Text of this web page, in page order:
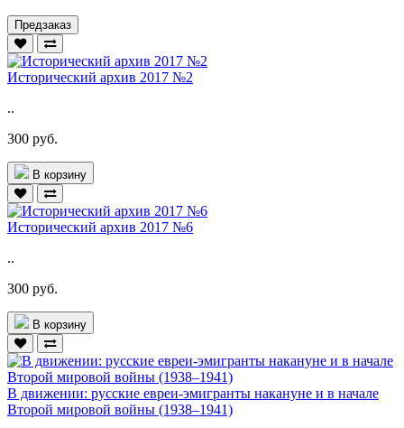
Предзаказ
Исторический архив 2017 №2
..
300 руб.
В корзину
Исторический архив 2017 №6
..
300 руб.
В корзину
В движении: русские евреи-эмигранты накануне и в начале
Второй мировой войны (1938–1941)